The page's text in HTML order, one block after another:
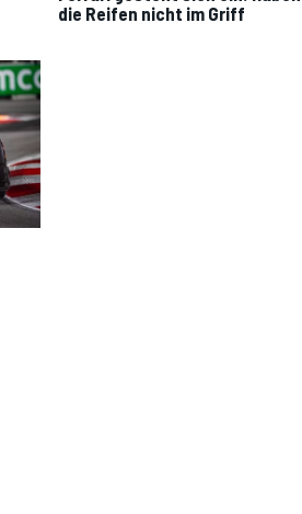
die Reifen nicht im Griff